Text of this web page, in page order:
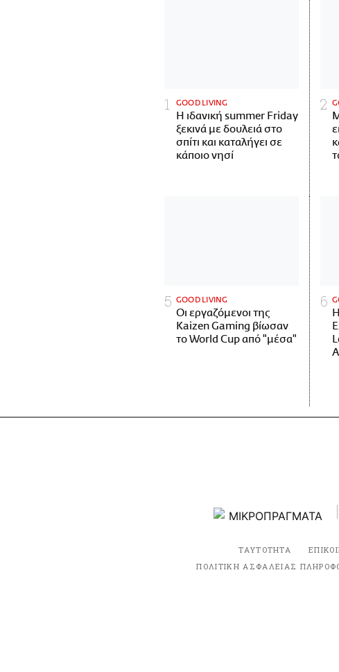
GOOD LIVING
Η ιδανική summer Friday
ξεκινά με δουλειά στο
σπίτι και καταλήγει σε
κάποιο νησί
GOOD LIVING
Οι εργαζόμενοι της
Kaizen Gaming βίωσαν
το World Cup από "μέσα"
ΤΑΥΤΟΤΗΤΑ
ΠΟΛΙΤΙΚΗ ΑΣΦΑΛΕΙΑΣ